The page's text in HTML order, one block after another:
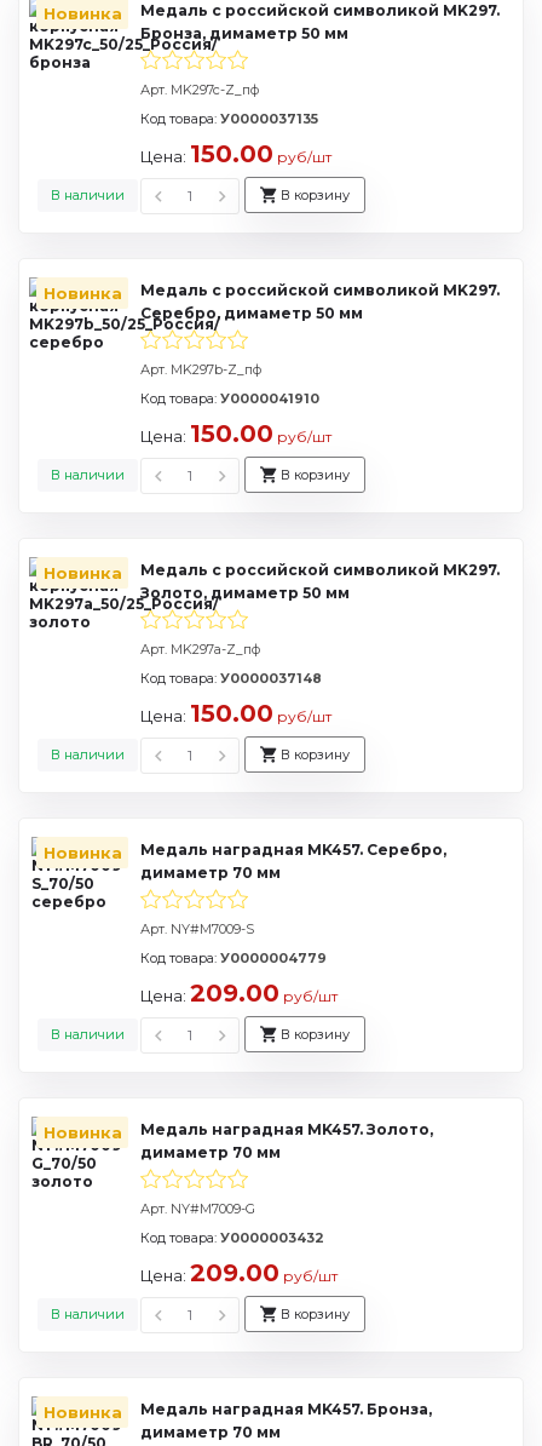
Новинка
Медаль с российской символикой MK297.
Бронза, димаметр 50 мм
Арт. MK297c-Z_пф
В наличии
Код товара: У0000037135
Цена: 150.00 руб/шт
В корзину
Новинка
Медаль с российской символикой MK297.
Серебро, димаметр 50 мм
Арт. MK297b-Z_пф
В наличии
Код товара: У0000041910
Цена: 150.00 руб/шт
В корзину
Новинка
Медаль с российской символикой MK297.
Золото, димаметр 50 мм
Арт. MK297a-Z_пф
В наличии
Код товара: У0000037148
Цена: 150.00 руб/шт
В корзину
Новинка
Медаль наградная MK457. Серебро,
димаметр 70 мм
Арт. NY#M7009-S
В наличии
Код товара: У0000004779
Цена: 209.00 руб/шт
В корзину
Новинка
Медаль наградная MK457. Золото,
димаметр 70 мм
Арт. NY#M7009-G
В наличии
Код товара: У0000003432
Цена: 209.00 руб/шт
В корзину
Новинка
Медаль наградная MK457. Бронза,
димаметр 70 мм